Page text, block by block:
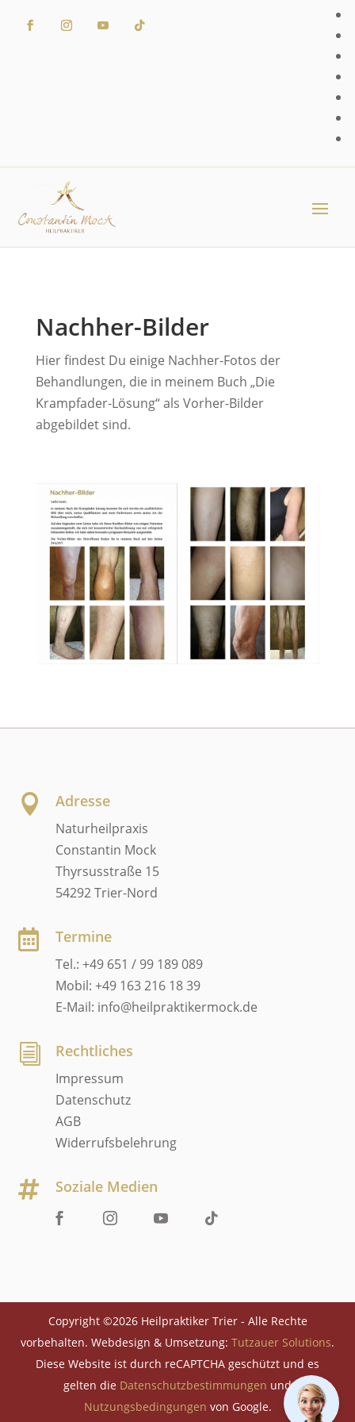
Nachher-Bilder
Hier findest Du einige Nachher-Fotos der
Behandlungen, die in meinem Buch „Die
Krampfader-Lösung“ als Vorher-Bilder
abgebildet sind.
 Adresse
Naturheilpraxis
Constantin Mock
Thyrsusstraße 15
54292 Trier-Nord
 Termine
Tel.: +49 651 / 99 189 089
Mobil: +49 163 216 18 39
E-Mail: info@heilpraktikermock.de
i Rechtliches
Impressum
Datenschutz
AGB
Widerrufsbelehrung
 Soziale Medien
Copyright ©2026 Heilpraktiker Trier - Alle Rechte
vorbehalten. Webdesign & Umsetzung: Tutzauer Solutions.
Diese Website ist durch reCAPTCHA geschützt und es
gelten die Datenschutzbestimmungen und
Nutzungsbedingungen von Google.